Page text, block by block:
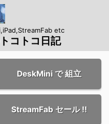
etc
コトコ日記
DeskMini で 組立
StreamFab セール !!